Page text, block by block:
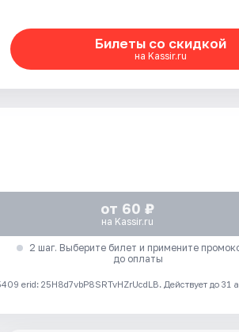
Билеты со скидкой
на Kassir.ru
от 60 ₽
на Kassir.ru
2 шаг. Выберите билет и примените
до оплаты
erid: 25H8d7vbP8SRTvHZrUcdLB. Действует до 31